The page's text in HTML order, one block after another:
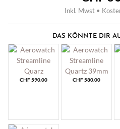
Inkl. Mwst •
DAS KÖNNTE DIR
CHF590.00 CHF580.00